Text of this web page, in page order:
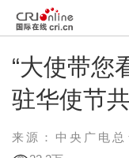
“大使带您
驻华使节
来源：中央广电